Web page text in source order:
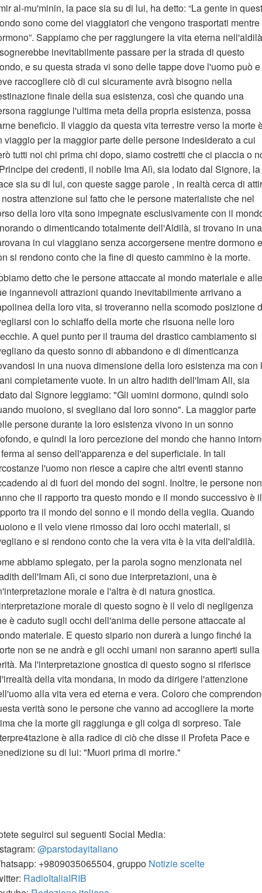
al-mu'minin, la pace sia su di lui, ha detto: “La gente in
sono come dei viaggiatori che vengono trasportati mentre
Sappiamo che per raggiungere la vita eterna nell'aldilà
inevitabilmente passare per la strada di questo
e su questa strada vi sono delle tappe dove l'uomo può e
raccogliere ciò di cui sicuramente avrà bisogno nella
finale della sua esistenza, così che quando una
raggiunge l'ultima meta della propria esistenza, possa
beneficio. Il viaggio da questa vita terrestre verso la morte
viaggio per la maggior parte delle persone indesiderato a cui
tutti noi chi prima chi dopo, siamo costretti che ci piaccia o
dei credenti, il nobile Ima Alì, sia lodato dal Signore, la
sia su di lui, con queste sagge parole , in realtà cerca di
attenzione sul fatto che le persone materialiste che nel
della loro vita sono impegnate esclusivamente con il
o dimenticando totalmente dell'Aldilà, si trovano in una
in cui viaggiano senza accorgersene mentre dormono e
si rendono conto che la fine di questo cammino è la morte.
detto che le persone attaccate al mondo materiale e alle
ingannevoli attrazioni quando inevitabilmente arrivano a
della loro vita, si troveranno nella scomodo posizione
con lo schiaffo della morte che risuona nelle loro
A quel punto per il trauma del drastico cambiamento si
da questo sonno di abbandono e di dimenticanza
in una nuova dimensione della loro esistenza ma con
completamente vuote. In un altro hadith dell'Imam Ali, sia
dal Signore leggiamo: "Gli uomini dormono, quindi solo
muoiono, si svegliano dal loro sonno". La maggior parte
persone durante la loro esistenza vivono in un sonno
e quindi la loro percezione del mondo che hanno
al senso dell'apparenza e del superficiale. In tali
l'uomo non riesce a capire che altri eventi stanno
al di fuori del mondo dei sogni. Inoltre, le persone non
che il rapporto tra questo mondo e il mondo successivo è il
tra il mondo del sonno e il mondo della veglia. Quando
e il velo viene rimosso dai loro occhi materiali, si
e si rendono conto che la vera vita è la vita dell'aldilà.
abbiamo spiegato, per la parola sogno menzionata nel
dell'Imam Alì, ci sono due interpretazioni, una è
morale e l'altra è di natura gnostica.
morale di questo sogno è il velo di negligenza
è caduto sugli occhi dell'anima delle persone attaccate al
materiale. E questo sipario non durerà a lungo finché la
non se ne andrà e gli occhi umani non saranno aperti sulla
Ma l'interpretazione gnostica di questo sogno si riferisce
della vita mondana, in modo da dirigere l'attenzione
alla vita vera ed eterna e vera. Coloro che
verità sono le persone che vanno ad accogliere la morte
che la morte gli raggiunga e gli colga di sorpreso. Tale
è alla radice di ciò che disse il Profeta Pace e
su di lui: "Muori prima di morire."
seguirci sui seguenti Social Media:
@parstodayitaliano
+9809035065504, gruppo Notizie scelte
RadioItaliaIRIB